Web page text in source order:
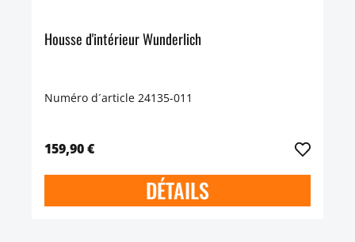
Housse d'intérieur Wunderlich
Numéro d´article 24135-011
159,90 €
DÉTAILS